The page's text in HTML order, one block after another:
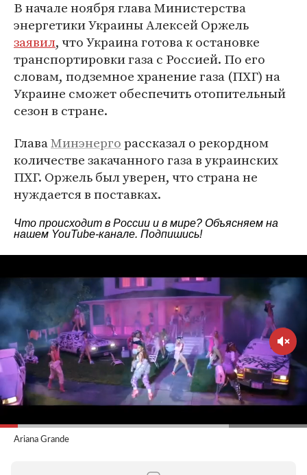
В начале ноября глава Министерства
энергетики Украины Алексей Оржель
заявил, что Украина готова к остановке
транспортировки газа с Россией. По его
словам, подземное хранение газа (ПХГ) на
Украине сможет обеспечить отопительный
сезон в стране.
ГлаваМинэнергорассказал о рекордном
количестве закачанного газа в украинских
ПХГ. Оржель был уверен, что страна не
нуждается в поставках.
Что происходит в России и в мире? Объясняем на
нашем YouTube-канале. Подпишись!
Ariana Grande